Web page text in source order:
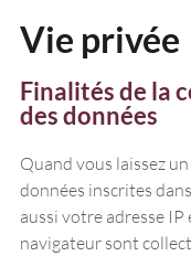
Vie privée
Finalités de la
des données
Quand vous laissez
données inscrites
aussi votre adresse
navigateur sont